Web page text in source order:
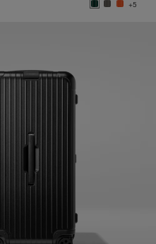
+5